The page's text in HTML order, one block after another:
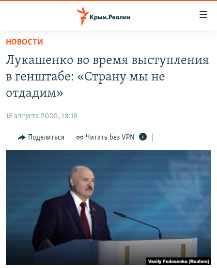
Вернуться
основному
содержанию
главной
навигации
Вернутся
СПЕЦПРОЕКТЫ
11 ЛЕТ ОККУПАЦИИ КРЫМА. 11 ИСТОРИЙ СОПРОТИВЛЕНИЯ
ЕЩЕ
ИНТЕРАКТИВ
ТЕЛЕПРОЕКТ КРЫМ.РЕАЛИИ
СОВЕТЫ ПРАВОЗАЩИТНИКОВ
ПРОПАВШИЕ БЕЗ ВЕСТИ
ПОБЕДИТЕЛЕЙ НЕ СУДЯТ?
КРЫМ.НЕПОКОРЕННЫЙ
РАДІО СВОБОДА
Qırımtatar
ПРИСОЕДИНЯЙТЕСЬ!
НОВОСТИ
Лукашенко во время выступления
в генштабе: «Страну мы не
отдадим»
15 августа 2020, 18:18
Поделиться Читать без VPN